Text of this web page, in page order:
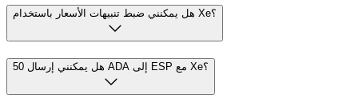
هل يمكنني ضبط تنبيهات الأسعار باستخدام Xe؟
هل يمكنني إرسال 50 ADA إلى ESP مع Xe؟